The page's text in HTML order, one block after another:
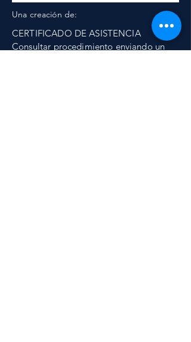
Una creación de:
CERTIFICADO DE ASISTENCIA
Consultar procedimiento enviando un